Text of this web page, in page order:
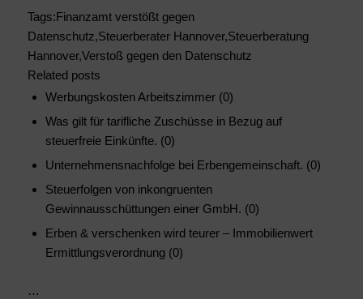
Tags:Finanzamt verstößt gegen
Datenschutz,Steuerberater Hannover,Steuerberatung
Hannover,Verstoß gegen den Datenschutz
Related posts
Werbungskosten Arbeitszimmer (0)
Was gilt für tarifliche Zuschüsse in Bezug auf
steuerfreie Einkünfte. (0)
Unternehmensnachfolge bei Erbengemeinschaft. (0)
Steuerfolgen von inkongruenten
Gewinnausschüttungen einer GmbH. (0)
Erben & verschenken wird teurer – Immobilienwert
Ermittlungsverordnung (0)
…